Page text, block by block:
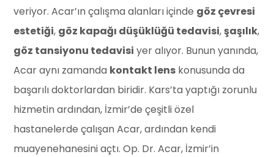
veriyor. Acar’ın çalışma alanları içinde göz çevresi
estetiği, göz kapağı düşüklüğü tedavisi,şaşılık,
göz tansiyonu tedavisi yer alıyor. Bunun yanında,
Acar aynı zamanda kontakt lens konusunda da
başarılı doktorlardan biridir. Kars’ta yaptığı zorunlu
hizmetin ardından, İzmir’de çeşitli özel
hastanelerde çalışan Acar, ardından kendi
muayenehanesini açtı. Op. Dr. Acar, İzmir’in